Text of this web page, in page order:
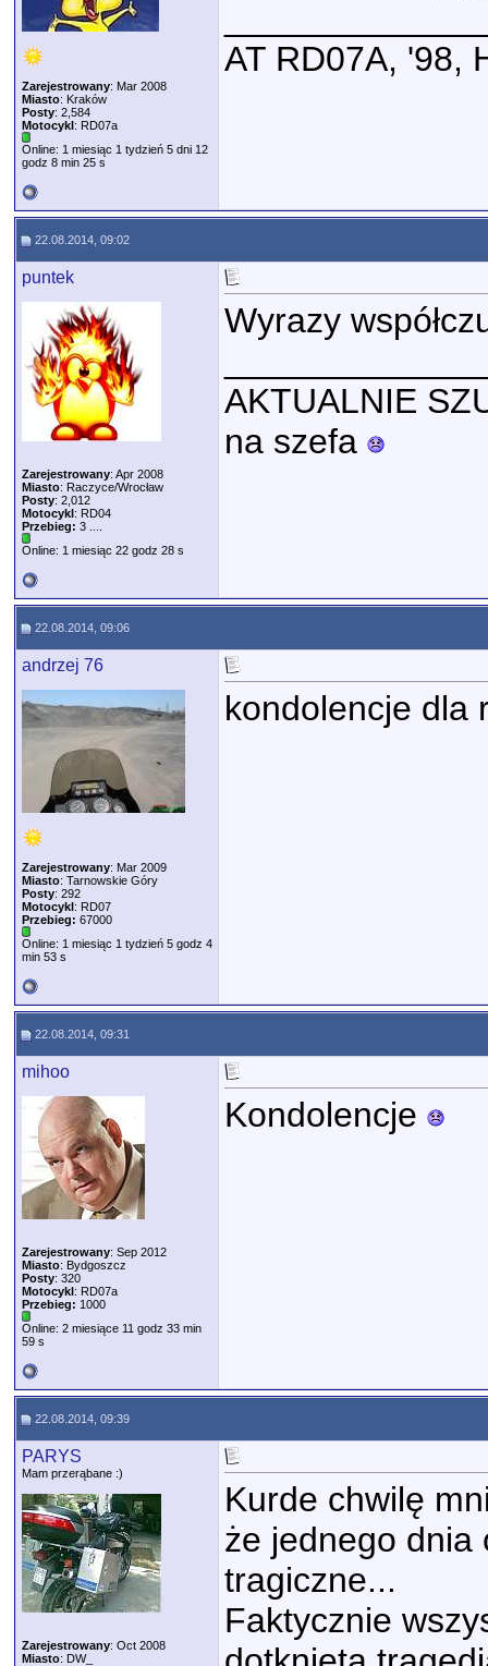
Zarejestrowany: Mar 2008
Miasto: Kraków
Posty: 2,584
Motocykl: RD07a
Online: 1 miesiąc 1 tydzień 5 dni 12
godz 8 min 25 s
AT RD07A, '98,
22.08.2014, 09:02
puntek
Zarejestrowany: Apr 2008
Miasto: Raczyce/Wrocław
Posty: 2,012
Motocykl: RD04
Przebieg: 3 ....
Online: 1 miesiąc 22 godz 28 s
Wyrazy
AKTUALNIE
na szefa
22.08.2014, 09:06
andrzej 76
Zarejestrowany: Mar 2009
Miasto: Tarnowskie Góry
Posty: 292
Motocykl: RD07
Przebieg: 67000
Online: 1 miesiąc 1 tydzień 5 godz 4
min 53 s
kondolencje dla
22.08.2014, 09:31
mihoo
Zarejestrowany: Sep 2012
Miasto: Bydgoszcz
Posty: 320
Motocykl: RD07a
Przebieg: 1000
Online: 2 miesiące 11 godz 33 min
59 s
Kondolencje
22.08.2014, 09:39
PARYS
Mam przerąbane :)
Zarejestrowany: Oct 2008
Miasto: DW_
Kurde chwilę
że jednego dnia
tragiczne...
Faktycznie